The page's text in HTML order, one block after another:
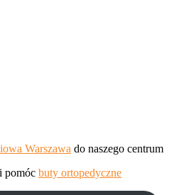
Warszawa do naszego centrum
pomóc buty ortopedyczne